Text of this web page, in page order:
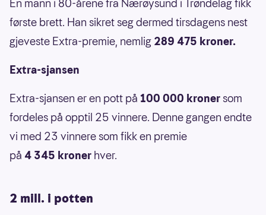
En mann i 80-årene fra Nærøysund i Trøndelag fikk
første brett. Han sikret seg dermed tirsdagens nest
gjeveste Extra-premie, nemlig 289 475 kroner.
Extra-sjansen
Extra-sjansen er en pott på 100 000 kroner som
fordeles på opptil 25 vinnere. Denne gangen endte
vi med 23 vinnere som fikk en premie
på 4 345 kroner hver.
2 mill. i potten